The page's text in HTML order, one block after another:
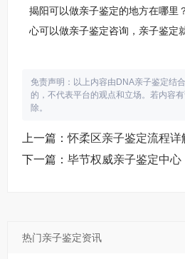
揭阳可以做亲子鉴定的地方在哪里
心可以做亲子鉴定咨询，亲子鉴定
之间，是否是亲生关系，是法医物
分。揭阳柚子基因亲子鉴定咨询中
揭阳市银盆南路金荣科技园鉴定咨
免责声明：以上内容由DNA亲子鉴定结
的，不代表平台的观点和立场。若内容
除。
上一篇：怀柔区亲子鉴定流程详
下一篇： 毕节权威亲子鉴定中
热门亲子鉴定资讯